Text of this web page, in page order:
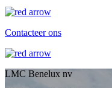
Contacteer ons
LMC Benelux nv